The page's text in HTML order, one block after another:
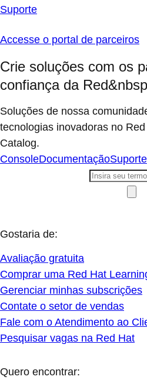
Suporte
Accesse o portal de parceiros
Crie soluções com os
confiança da
Soluções de nossa
tecnologias inovadoras no
Catalog.
ConsoleDocumentaçãoSuporte
Gostaria de:
Avaliação gratuita
Comprar uma Red Hat
Gerenciar minhas subscrições
Contate o setor de vendas
Fale com o Atendimento ao
Pesquisar vagas na Red Hat
Quero encontrar: